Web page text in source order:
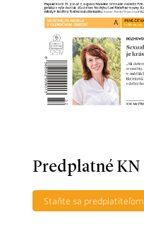
Predplatné KN
Staňte sa predplatiteľom